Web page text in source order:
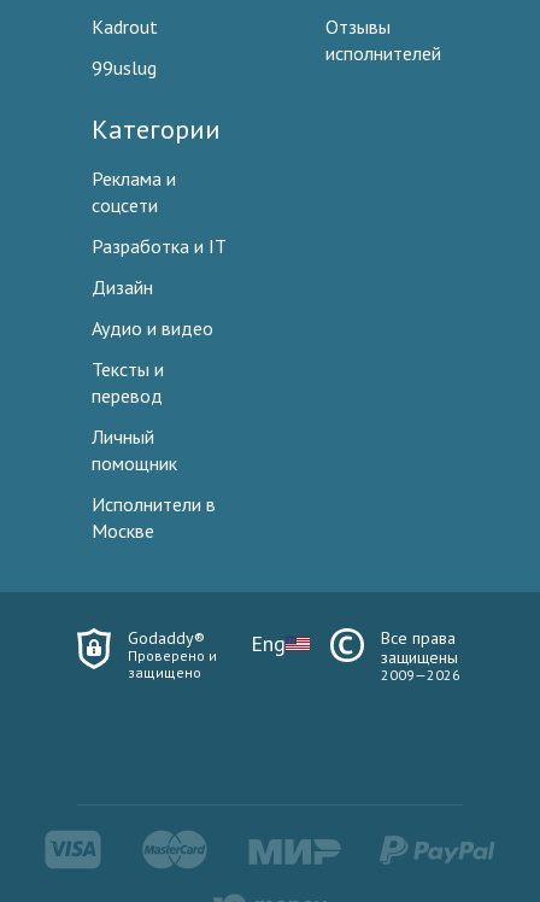
Kadrout
99uslug
Отзывы
исполнителей
Категории
Реклама и
соцсети
Разработка и IT
Дизайн
Аудио и видео
Тексты и
перевод
Личный
помощник
Исполнители в
Москве
Godaddy®
Проверено и
защищено
Eng
Все права
защищены
2009—2026